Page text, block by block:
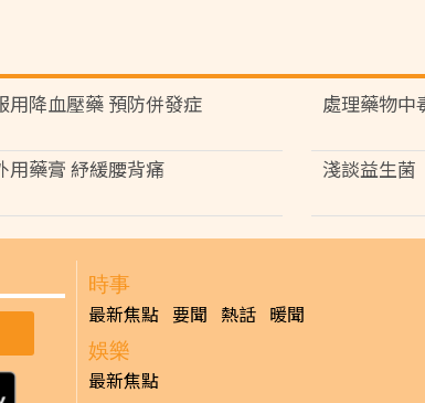
用降血壓藥 預防併發症 處理藥物中
用藥膏 紓緩腰背痛 淺談益生菌
時事
最新焦點 要聞 熱話 暖聞
娛樂
最新焦點